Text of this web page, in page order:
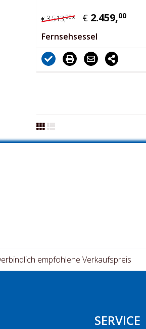
€3.513,00* € 2.459,00
Fernsehsessel
empfohlene Verkaufspreis
SERVICE